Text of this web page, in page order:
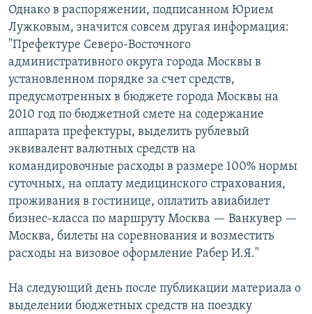
Однако в распоряжении, подписанном Юрием
Лужковым, значится совсем другая информация:
"Префектуре Северо-Восточного
административного округа города Москвы в
установленном порядке за счет средств,
предусмотренных в бюджете города Москвы на
2010 год по бюджетной смете на содержание
аппарата префектуры, выделить рублевый
эквивалент валютных средств на
командировочные расходы в размере 100% нормы
суточных, на оплату медицинского страхования,
проживания в гостинице, оплатить авиабилет
бизнес-класса по маршруту Москва — Ванкувер —
Москва, билеты на соревнования и возместить
расходы на визовое оформление Рабер И.Я."
На следующий день после публикации материала о
выделении бюджетных средств на поездку